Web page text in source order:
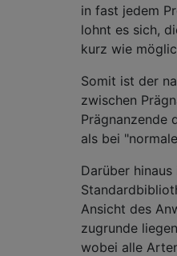
in fast jedem
lohnt es sich,
kurz wie
Somit ist der
zwischen
Prägnanzende
als bei
Darüber
Ansicht des
zugrunde
wobei alle